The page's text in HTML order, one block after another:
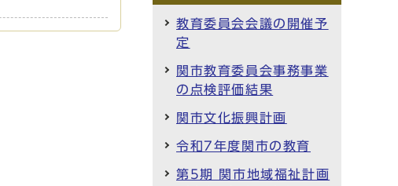
教育委員会会議の開催予
定
関市教育委員会事務事業
の点検評価結果
関市文化振興計画
令和7年度関市の教育
第5期 関市地域福祉計画